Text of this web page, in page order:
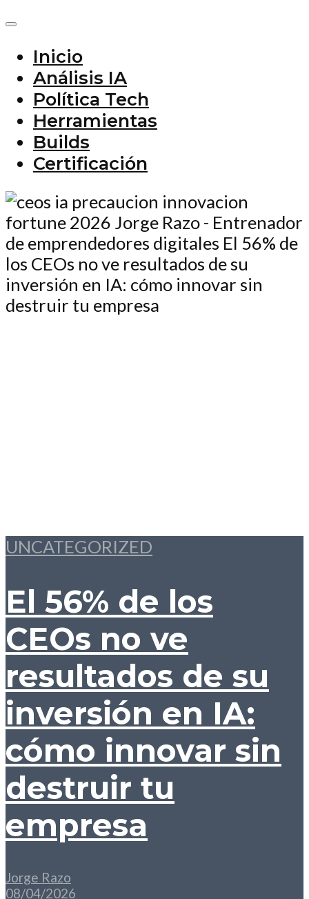
Inicio
Análisis IA
Política Tech
Herramientas
Builds
Certificación
UNCATEGORIZED
El 56% de los
CEOs no ve
resultados de su
inversión en IA:
cómo innovar sin
destruir tu
empresa
Jorge Razo
08/04/2026